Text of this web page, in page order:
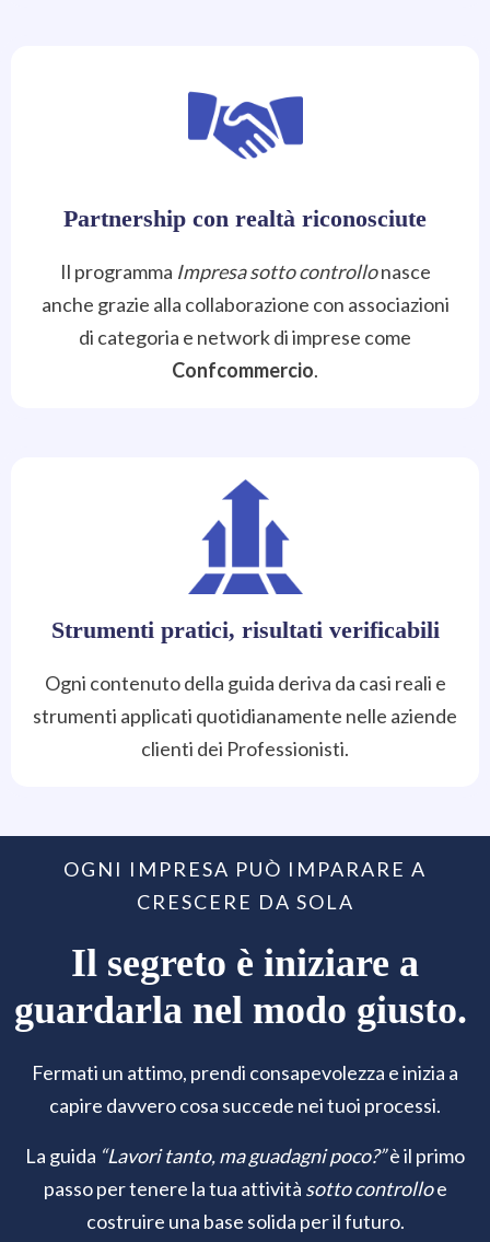
Partnership con realtà riconosciute
Il programma Impresa sotto controllonasce
anche grazie alla collaborazione con associazioni
di categoria e network di imprese come
Confcommercio.
Strumenti pratici, risultati verificabili
Ogni contenuto della guida deriva da casi reali e
strumenti applicati quotidianamente nelle aziende
clienti dei Professionisti.
OGNI IMPRESA PUÒ IMPARARE A
CRESCERE DA SOLA
Il segreto è iniziare a
guardarla nel modo giusto.
Fermati un attimo, prendi consapevolezza e inizia a
capire davvero cosa succede nei tuoi processi.
La guida “Lavori tanto, ma guadagni poco?”è il primo
passo per tenere la tua attività sotto controlloe
costruire una base solida per il futuro.